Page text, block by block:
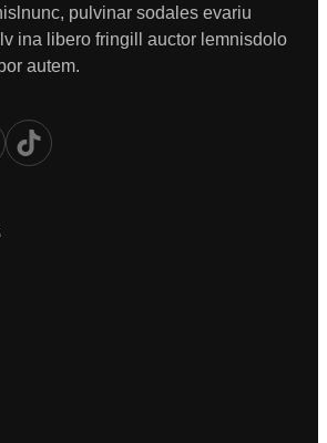
pulvinar sodales evariu
ina libero fringill auctor lemnisdolo
autem.
TikTok